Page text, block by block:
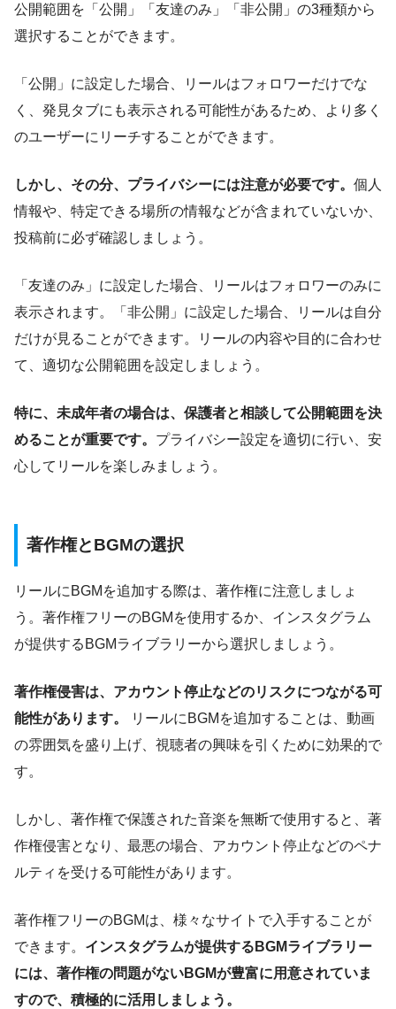
公開範囲を「公開」「友達のみ」「非公開」の3種類から
選択することができます。
「公開」に設定した場合、リールはフォロワーだけでな
く、発見タブにも表示される可能性があるため、より多く
のユーザーにリーチすることができます。
しかし、その分、プライバシーには注意が必要です。 個人
情報や、特定できる場所の情報などが含まれていないか、
投稿前に必ず確認しましょう。
「友達のみ」に設定した場合、リールはフォロワーのみに
表示されます。「非公開」に設定した場合、リールは自分
だけが見ることができます。リールの内容や目的に合わせ
て、適切な公開範囲を設定しましょう。
特に、未成年者の場合は、保護者と相談して公開範囲を決
めることが重要です。 プライバシー設定を適切に行い、安
心してリールを楽しみましょう。
著作権とBGMの選択
リールにBGMを追加する際は、著作権に注意しましょ
う。著作権フリーのBGMを使用するか、インスタグラム
が提供するBGMライブラリーから選択しましょう。
著作権侵害は、アカウント停止などのリスクにつながる可
能性があります。
リールにBGMを追加することは、動画
の雰囲気を盛り上げ、視聴者の興味を引くために効果的で
す。
しかし、著作権で保護された音楽を無断で使用すると、著
作権侵害となり、最悪の場合、アカウント停止などのペナ
ルティを受ける可能性があります。
著作権フリーのBGMは、様々なサイトで入手することが
できます。 インスタグラムが提供するBGMライブラリー
には、著作権の問題がないBGMが豊富に用意されていま
すので、積極的に活用しましょう。